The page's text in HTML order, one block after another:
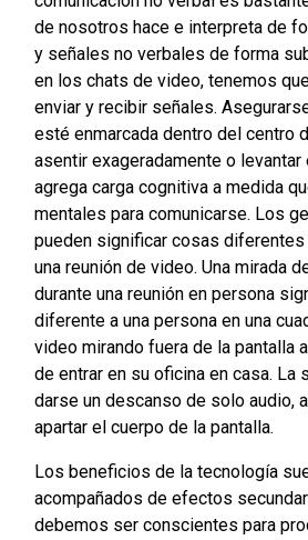
de nosotros hace e interpreta de
y señales no verbales de forma
en los chats de video, tenemos
enviar y recibir señales.
esté enmarcada dentro del centro
asentir exageradamente o levantar
agrega carga cognitiva a medida
mentales para comunicarse. Los
pueden significar cosas
una reunión de video. Una mirada
durante una reunión en persona
diferente a una persona en una
video mirando fuera de la pantalla
de entrar en su oficina en casa. La
darse un descanso de solo audio,
apartar el cuerpo de la pantalla.
Los beneficios de la tecnología
acompañados de efectos
debemos ser conscientes para